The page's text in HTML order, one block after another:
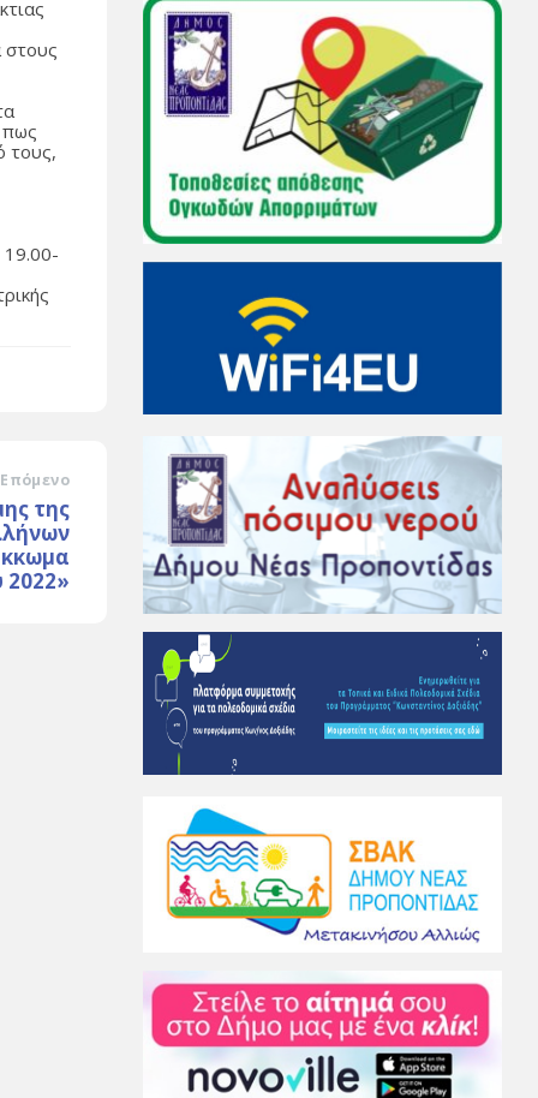
στους
πως
τους,
19.00-
Επόμενο
της
2022»